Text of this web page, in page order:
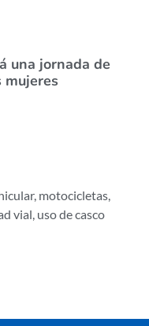
una jornada de
mujeres
, motocicletas,
vial, uso de casco